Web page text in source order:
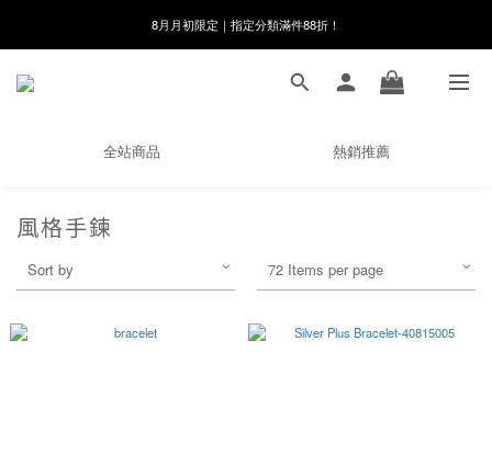
8月月初限定｜指定分類滿件88折！
8月月初限定｜指定分類滿件88折！
線在，好事發生｜祈願新品 第2件享9折
全站商品 熱銷推薦
風格手鍊
Sort by 72 Items per page